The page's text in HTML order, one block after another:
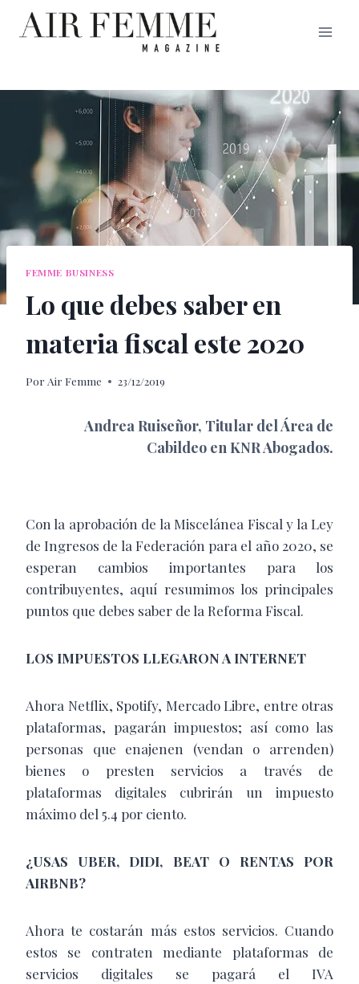
Saltar
FEMME BUSINESS
Lo que debes saber en
materia fiscal este 2020
Por Air Femme 23/12/2019
Andrea Ruiseñor, Titular del Área de
Cabildeo en KNR Abogados.
Con la aprobación de la Miscelánea Fiscal y la Ley
de Ingresos de la Federación para el año 2020, se
esperan cambios importantes para los
contribuyentes, aquí resumimos los principales
puntos que debes saber de la Reforma Fiscal.
LOS IMPUESTOS LLEGARON A INTERNET
Ahora Netflix, Spotify, Mercado Libre, entre otras
plataformas, pagarán impuestos; así como las
personas que enajenen (vendan o arrenden)
bienes o presten servicios a través de
plataformas digitales cubrirán un impuesto
máximo del 5.4 por ciento.
¿USAS UBER, DIDI, BEAT O RENTAS POR
AIRBNB?
Ahora te costarán más estos servicios. Cuando
estos se contraten mediante plataformas de
servicios digitales se pagará el IVA